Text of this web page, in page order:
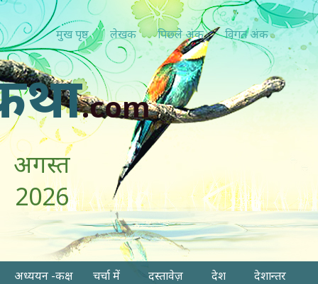
मुख पृष्ठ लेखक पिछ्ले अंक विगत अंक
.com
अगस्त
2026
अध्ययन -कक्ष चर्चा में दस्तावेज़ देश
देशान्तर